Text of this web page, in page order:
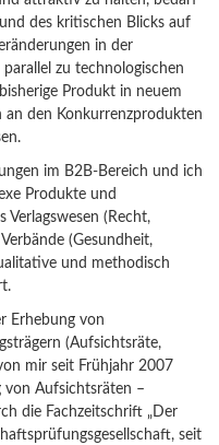
des kritischen Blicks auf
in der
zu technologischen
Produkt in neuem
an den Konkurrenzprodukten
im B2B-Bereich und ich
Produkte und
Verlagswesen (Recht,
(Gesundheit,
und methodisch
Erhebung von
(Aufsichtsräte,
mir seit Frühjahr 2007
von Aufsichtsräten –
die Fachzeitschrift „Der
seit